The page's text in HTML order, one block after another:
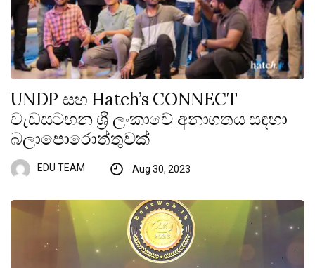
UNDP සහ Hatch’s CONNECT
වැඩසටහන ශ්‍රී ලංකාවේ අනාගතය සඳහා
බලාපොරොත්තුවක්
EDU TEAM Aug 30, 2023